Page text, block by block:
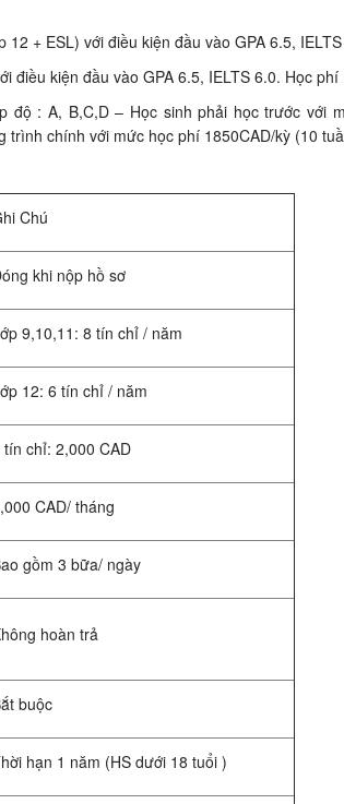
+ ESL) với điều kiện đầu vào GPA 6.5,
điều kiện đầu vào GPA 6.5, IELTS 6.0. Học phí
độ : A, B,C,D – Học sinh phải học trước với
trình chính với mức học phí 1850CAD/kỳ (10
Chú
khi nộp hồ sơ
9,10,11: 8 tín chỉ / năm
12: 6 tín chỉ / năm
tín chỉ: 2,000 CAD
CAD/ tháng
gồm 3 bữa/ ngày
hoàn trả
buộc
hạn 1 năm (HS dưới 18 tuổi )